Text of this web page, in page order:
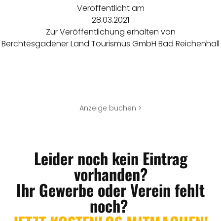
Veröffentlicht am
28.03.2021
Zur Veröffentlichung erhalten von
Berchtesgadener Land Tourismus GmbH Bad Reichenhall
Anzeige buchen >
Leider noch kein Eintrag
vorhanden?
Ihr Gewerbe oder Verein fehlt
noch?